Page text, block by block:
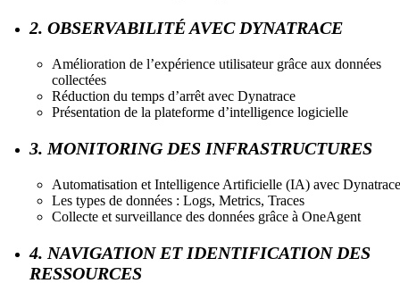
2. OBSERVABILITÉ AVEC DYNATRACE
Amélioration de l’expérience utilisateur grâce aux données
collectées
Réduction du temps d’arrêt avec Dynatrace
Présentation de la plateforme d’intelligence logicielle
3. MONITORING DES INFRASTRUCTURES
Automatisation et Intelligence Artificielle (IA) avec Dynatrace
Les types de données : Logs, Metrics, Traces
Collecte et surveillance des données grâce à OneAgent
4. NAVIGATION ET IDENTIFICATION DES
RESSOURCES